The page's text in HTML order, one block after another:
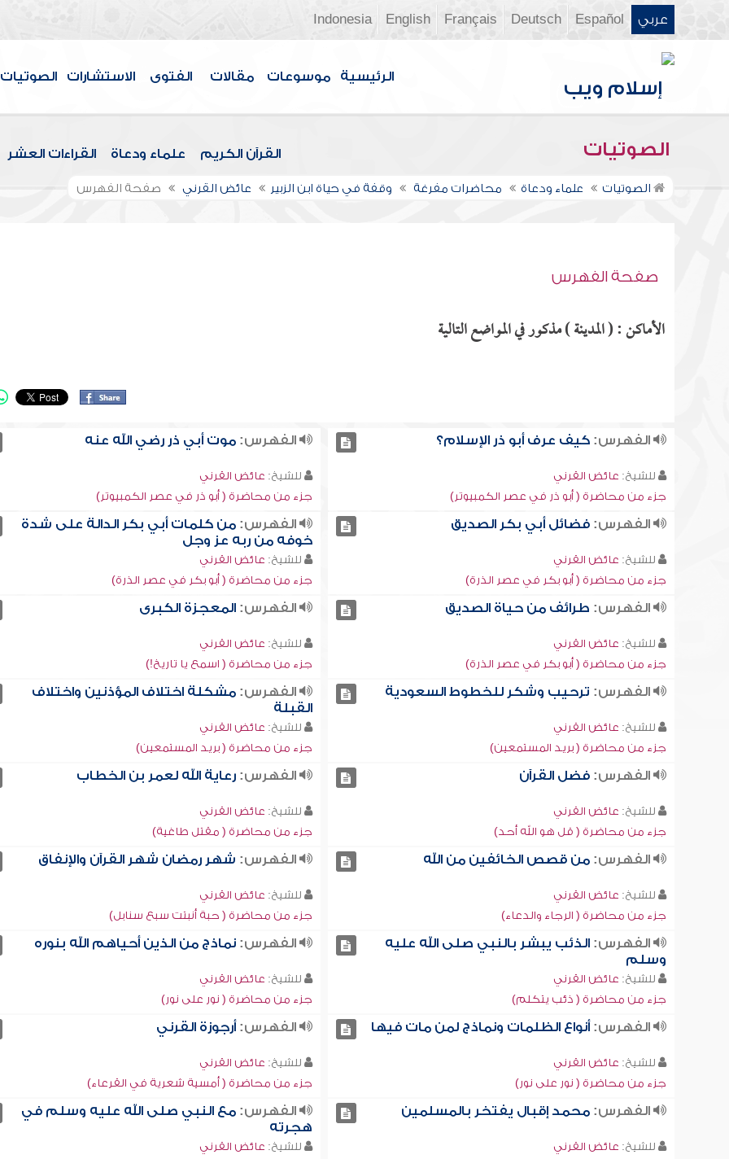
عربي Español
Deutsch
Français
English
Indonesia
الرئيسية موسوعات مقالات الفتوى الاستشارات الصوتيات
الصوتيات القرآن الكريم علماء ودعاة القراءات العشر
الصوتيات علماء ودعاة محاضرات مفرغة وقفة في حياة ابن الزبير عائض القرني صفحة الفهرس
صفحة الفهرس
الأماكن : ( المدينة ) مذكور في المواضع التالية
الفهرس:كيف عرف أبو ذر الإسلام؟
للشيخ: عائض القرني
جزء من محاضرة ( أبو ذر في عصر الكمبيوتر)
الفهرس: موت أبي ذر رضي الله عنه
للشيخ: عائض القرني
جزء من محاضرة ( أبو ذر في عصر الكمبيوتر)
الفهرس:فضائل أبي بكر الصديق
للشيخ: عائض القرني
جزء من محاضرة ( أبو بكر في عصر الذرة)
الفهرس: من كلمات أبي بكر الدالة على شدة
خوفه من ربه عز وجل
للشيخ: عائض القرني
جزء من محاضرة ( أبو بكر في عصر الذرة)
الفهرس: طرائف من حياة الصديق
للشيخ: عائض القرني
جزء من محاضرة ( أبو بكر في عصر الذرة)
الفهرس: المعجزة الكبرى
للشيخ: عائض القرني
جزء من محاضرة ( اسمع يا تاريخ!)
الفهرس: ترحيب وشكر للخطوط السعودية
للشيخ: عائض القرني
جزء من محاضرة ( بريد المستمعين)
الفهرس: مشكلة اختلاف المؤذنين واختلاف
القبلة
للشيخ: عائض القرني
جزء من محاضرة ( بريد المستمعين)
الفهرس:فضل القرآن
للشيخ: عائض القرني
جزء من محاضرة ( قل هو الله أحد)
الفهرس: رعاية الله لعمر بن الخطاب
للشيخ: عائض القرني
جزء من محاضرة ( مقتل طاغية)
الفهرس:من قصص الخائفين من الله
للشيخ: عائض القرني
جزء من محاضرة ( الرجاء والدعاء)
الفهرس: شهر رمضان شهر القرآن والإنفاق
للشيخ: عائض القرني
جزء من محاضرة ( حبة أنبتت سبع سنابل)
الفهرس:الذئب يبشر بالنبي صلى الله عليه
وسلم
للشيخ: عائض القرني
جزء من محاضرة ( ذئب يتكلم)
الفهرس: نماذج من الذين أحياهم الله بنوره
للشيخ: عائض القرني
جزء من محاضرة ( نور على نور)
الفهرس:أنواع الظلمات ونماذج لمن مات فيها
للشيخ: عائض القرني
جزء من محاضرة ( نور على نور)
الفهرس: أرجوزة القرني
للشيخ: عائض القرني
جزء من محاضرة ( أمسية شعرية في القرعاء)
الفهرس:محمد إقبال يفتخر بالمسلمين
للشيخ: عائض القرني
الفهرس: مع النبي صلى الله عليه وسلم في
هجرته
للشيخ: عائض القرني